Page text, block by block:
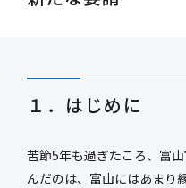
会社概要
会社の歩み
１．はじめに
苦節5年も過ぎたころ、富
んだのは、富山にはあまり